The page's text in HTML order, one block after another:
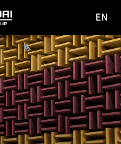
사이
이동
EN